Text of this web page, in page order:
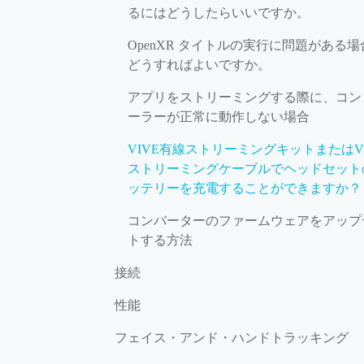
るにはどうしたらいいですか。
OpenXR タイトルの実行に問題がある場
どうすればよいですか。
アプリをストリーミングする際に、コン
ーラーが正常に動作しない場合
VIVE有線ストリーミングキットまたは
ストリーミングケーブルでヘッドセッ
ッテリーを充電することができますか？
コンバーターのファームウェアをアップ
トする方法
接続
性能
フェイス・アンド・ハンドトラッキング